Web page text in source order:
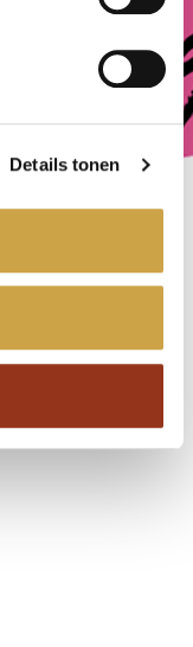
Details tonen